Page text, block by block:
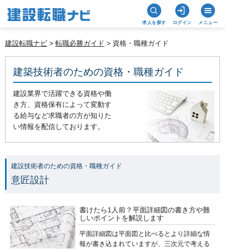
求人を探す ログイン メニュー
建設転職ナビ > 転職必勝ガイド > 資格・職種ガイド
建築技術者のための資格・職種ガイド
建設業界で活躍できる資格や働
き方、資格保有によって変動す
る給与など求職者の方が知りた
い情報を配信しております。
建設技術者のための資格・職種ガイド
意匠設計
書けたら1人前？平面詳細図の書き方や難
しいポイントを解説します
平面詳細図は平面図と比べるとより詳細な情
報が書き込まれていますが、三次元で考える